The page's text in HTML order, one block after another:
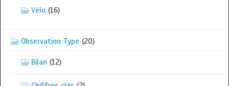
Vélo (16)
Observation Type (20)
Bilan (12)